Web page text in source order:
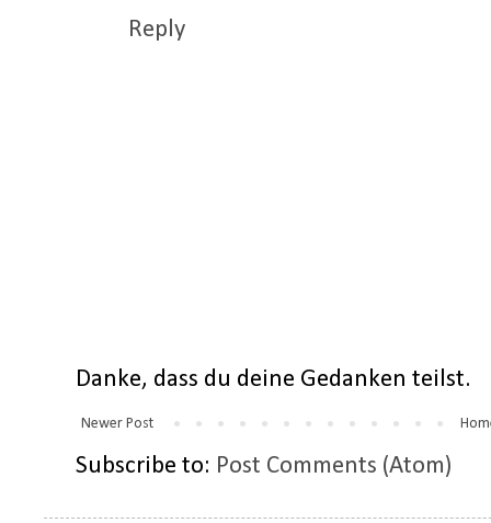
Reply
Danke, dass du deine Gedanken teilst.
Newer Post
Subscribe to: Post Comments (Atom)